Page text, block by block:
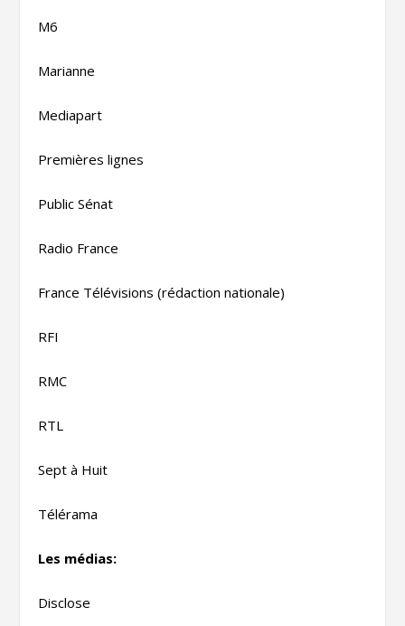
M6
Marianne
Mediapart
Premières lignes
Public Sénat
Radio France
France Télévisions (rédaction nationale)
RFI
RMC
RTL
Sept à Huit
Télérama
Les médias:
Disclose